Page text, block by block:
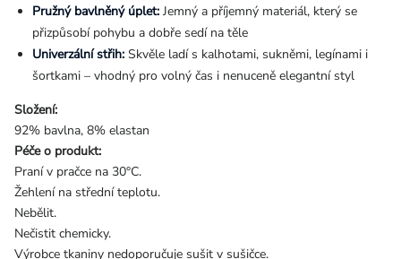
Pružný bavlněný úplet: Jemný a příjemný materiál, který se
přizpůsobí pohybu a dobře sedí na těle
Univerzální střih: Skvěle ladí s kalhotami, sukněmi, legínami i
šortkami – vhodný pro volný čas i nenuceně elegantní styl
Složení:
92% bavlna, 8% elastan
Péče o produkt:
Praní v pračce na 30°C.
Žehlení na střední teplotu.
Nebělit.
Nečistit chemicky.
Výrobce tkaniny nedoporučuje sušit v sušičce.